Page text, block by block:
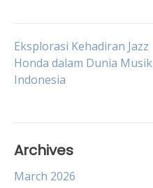
Post
navigation
Eksplorasi Kehadiran Jazz
Honda dalam Dunia Musik
Indonesia
Archives
March 2026